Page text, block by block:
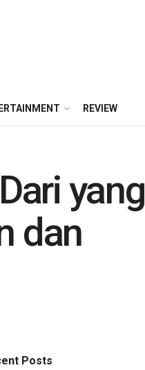
REVIEW
yang
dan
Posts